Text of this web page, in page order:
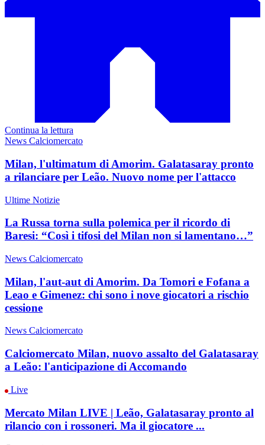
Continua la lettura
News Calciomercato
Milan, l'ultimatum di Amorim. Galatasaray pronto
a rilanciare per Leão. Nuovo nome per l'attacco
Ultime Notizie
La Russa torna sulla polemica per il ricordo di
Baresi: “Così i tifosi del Milan non si lamentano…”
News Calciomercato
Milan, l'aut-aut di Amorim. Da Tomori e Fofana a
Leao e Gimenez: chi sono i nove giocatori a rischio
cessione
News Calciomercato
Calciomercato Milan, nuovo assalto del Galatasaray
a Leão: l'anticipazione di Accomando
Live
Mercato Milan LIVE | Leão, Galatasaray pronto al
rilancio con i rossoneri. Ma il giocatore ...